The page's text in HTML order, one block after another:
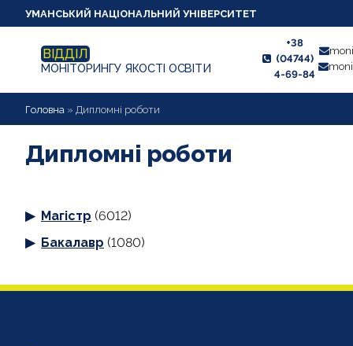
УМАНСЬКИЙ НАЦІОНАЛЬНИЙ УНІВЕРСИТЕТ
ВІДДІЛ
МОНІТОРИНГУ ЯКОСТІ ОСВІТИ
+38
(04744)
4-69-84
НОВИНИ
ПРО ВІДДІЛ
ВИКЛАДАЧУ
АНКЕТУВАННЯ
ДИПЛОМНІ РОБОТИ
Головна » Дипломні роботи
Дипломні роботи
Магістр (6012)
Бакалавр (1080)